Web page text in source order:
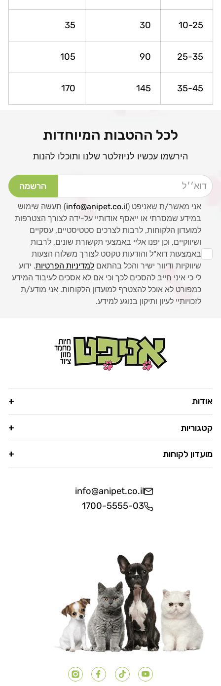
10-25
30
35
25-35
90
105
35-45
145
170
לכל ההטבות המיוחדות
הירשמו עכשיו לניוזלטר שלנו ותוכלו להנות
דוא׳׳ל הרשמה
אני מאשר/ת שאניפט (info@anipet.co.il) תעשה שימוש
במידע שמסרתי או ייאסף אודותיי על-ידה לצורך הצטרפות
למועדון הלקוחות, לרבות לצרכים סטטיסטיים, עסקיים
ושיווקיים, וכן יפנו אליי באמצעי תקשורת שונים, לרבות
באמצעות דוא"ל והודעות טקסט לצורך משלוח הצעות
שיווקיות ודיוור ישיר והכל בהתאם למדיניות הפרטיות. ידוע
לי כי איני חייב להסכים לכך וכי אם לא אסכים לעיבוד המידע
כמפורט לא אוכל להצטרף למועדון הלקוחות. אני מודע/ת
לזכויותיי לעיון ותיקון בנוגע למידע.
אודות
קטגוריות
מועדון לקוחות
info@anipet.co.il
1700-5555-03
יוטיובטיק טוקפייסבוקאינסטגרם